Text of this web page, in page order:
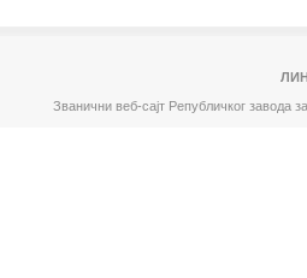
Званични веб-сајт Републичког завода